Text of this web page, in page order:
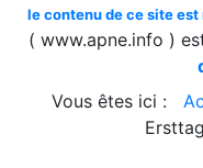
le contenu de ce site
( www.apne.info )
Vous êtes ici :